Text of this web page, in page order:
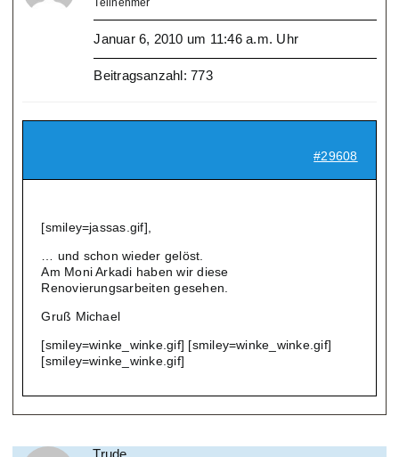
Teilnehmer
Januar 6, 2010 um 11:46 a.m. Uhr
Beitragsanzahl: 773
#29608
[smiley=jassas.gif],
… und schon wieder gelöst.
Am Moni Arkadi haben wir diese
Renovierungsarbeiten gesehen.
Gruß Michael
[smiley=winke_winke.gif] [smiley=winke_winke.gif]
[smiley=winke_winke.gif]